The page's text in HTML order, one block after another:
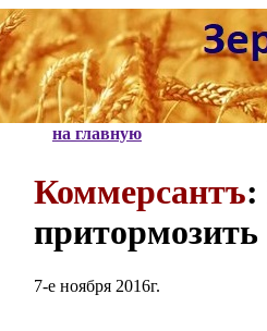
на главную
Коммерсантъ:
7-е ноября 2016г.